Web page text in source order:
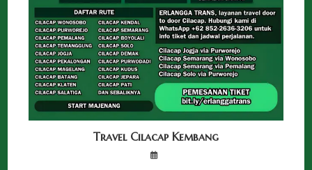
Travel Cilacap Kembang